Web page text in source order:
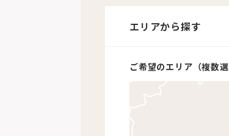
エリアから探す
ご希望のエリア（複数選
エリアから探す
ご希望のエリア（複数選